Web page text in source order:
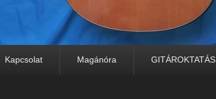
Kapcsolat Magánóra GITÁROKTATÁS